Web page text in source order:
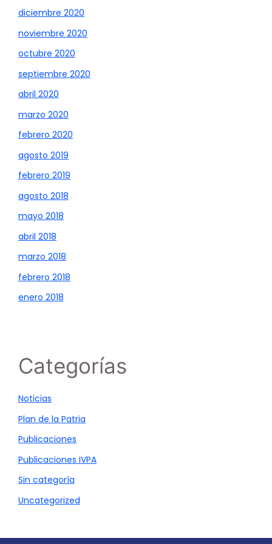
diciembre 2020
noviembre 2020
octubre 2020
septiembre 2020
abril 2020
marzo 2020
febrero 2020
agosto 2019
febrero 2019
agosto 2018
mayo 2018
abril 2018
marzo 2018
febrero 2018
enero 2018
Categorías
Noticias
Plan de la Patria
Publicaciones
Publicaciones IVPA
Sin categoría
Uncategorized